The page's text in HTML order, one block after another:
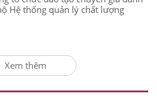
Hệ thống quản lý chất lượng
Xem thêm